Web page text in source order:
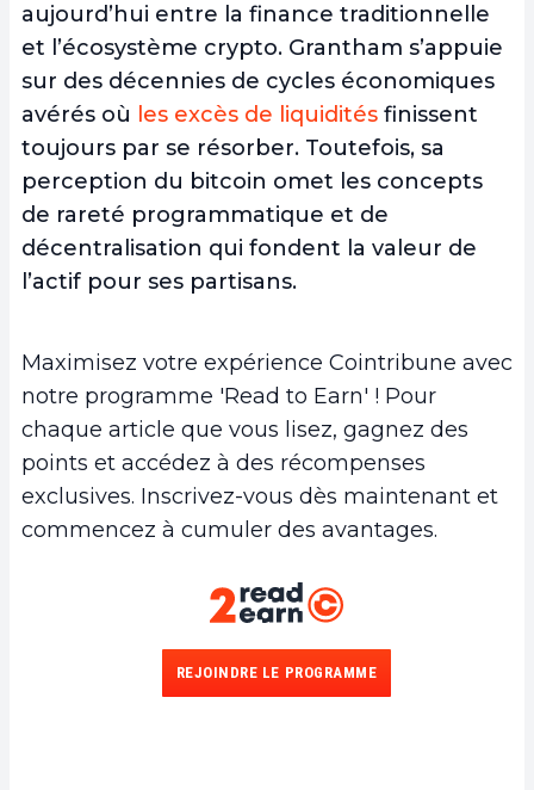
aujourd’hui entre la finance traditionnelle
et l’écosystème crypto. Grantham s’appuie
sur des décennies de cycles économiques
avérés où les excès de liquidités finissent
toujours par se résorber. Toutefois, sa
perception du bitcoin omet les concepts
de rareté programmatique et de
décentralisation qui fondent la valeur de
l’actif pour ses partisans.
Maximisez votre expérience Cointribune avec
notre programme 'Read to Earn' ! Pour
chaque article que vous lisez, gagnez des
points et accédez à des récompenses
exclusives. Inscrivez-vous dès maintenant et
commencez à cumuler des avantages.
REJOINDRE LE PROGRAMME